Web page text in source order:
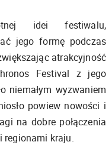
idei festiwalu,
jego formę podczas
atrakcyjność
Festival z jego
niemałym wyzwaniem
powiew nowości i
na dobre połączenia
regionami kraju.